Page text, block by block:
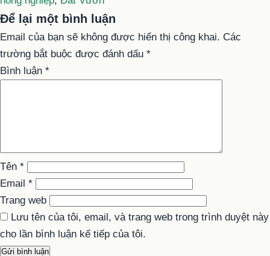
Để lại một bình luận
Email của bạn sẽ không được hiển thị công khai. Các
trường bắt buộc được đánh dấu *
Bình luận *
Tên *
Email *
Trang web
Lưu tên của tôi, email, và trang web trong trình duyệt này
cho lần bình luận kế tiếp của tôi.